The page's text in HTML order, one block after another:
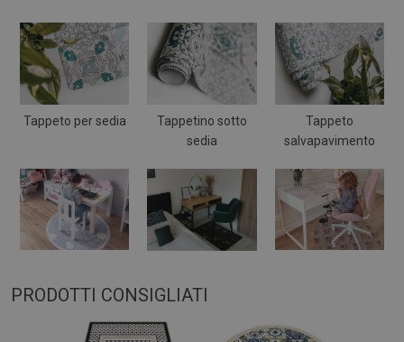
Tappeto per sedia
Tappetino sotto
sedia
Tappeto
salvapavimento
PRODOTTI CONSIGLIATI